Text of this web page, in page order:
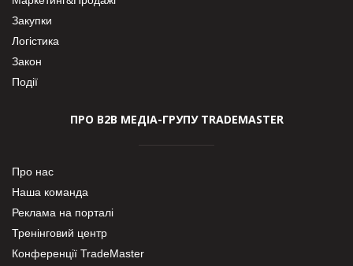
Закупки
Логістика
Закон
Події
ПРО В2В МЕДІА-ГРУПУ TRADEMASTER
Про нас
Наша команда
Реклама на порталі
Тренінговий центр
Конференції TradeMaster